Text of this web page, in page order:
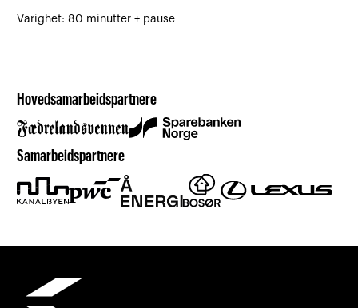
Varighet: 80 minutter + pause
Hovedsamarbeidspartnere
Samarbeidspartnere